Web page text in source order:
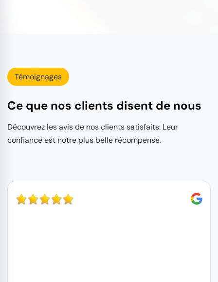
Témoignages
Ce que nos clients disent de nous
Découvrez les avis de nos clients satisfaits. Leur
confiance est notre plus belle récompense.